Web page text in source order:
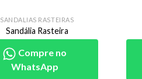
SANDALIAS RASTEIRAS
Sandália Rasteira
Compre no
WhatsApp